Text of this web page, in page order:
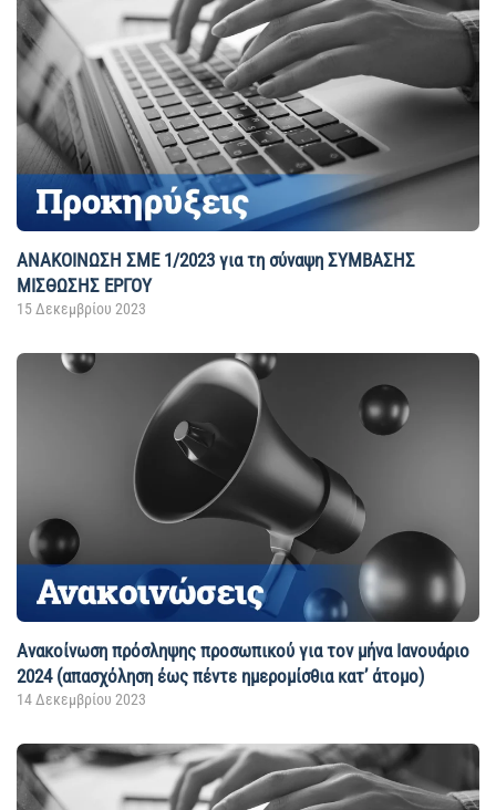
ANAKOΙΝΩΣΗ ΣΜΕ 1/2023 για τη σύναψη ΣΥΜΒΑΣΗΣ
ΜΙΣΘΩΣΗΣ ΕΡΓΟΥ
15 Δεκεμβρίου 2023
Ανακοίνωση πρόσληψης προσωπικού για τον μήνα Ιανουάριο
2024 (απασχόληση έως πέντε ημερομίσθια κατ’ άτομο)
14 Δεκεμβρίου 2023